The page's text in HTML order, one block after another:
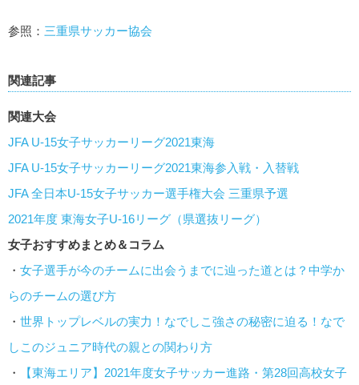
参照： 三重県サッカー協会
関連記事
関連大会
JFA U-15女子サッカーリーグ2021東海
JFA U-15女子サッカーリーグ2021東海参入戦・入替戦
JFA 全日本U-15女子サッカー選手権大会 三重県予選
2021年度 東海女子U-16リーグ（県選抜リーグ）
女子おすすめまとめ＆コラム
・ 女子選手が今のチームに出会うまでに辿った道とは？中学か
らのチームの選び方
・ 世界トップレベルの実力！なでしこ強さの秘密に迫る！なで
しこのジュニア時代の親との関わり方
・
【東海エリア】2021年度女子サッカー進路・第28回高校女子